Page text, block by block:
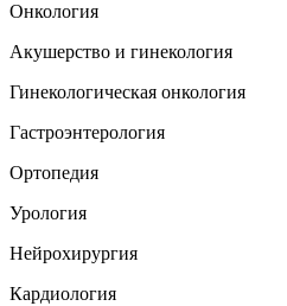
Онкология
Акушерство и гинекология
Гинекологическая онкология
Гастроэнтерология
Ортопедия
Урология
Нейрохирургия
Кардиология